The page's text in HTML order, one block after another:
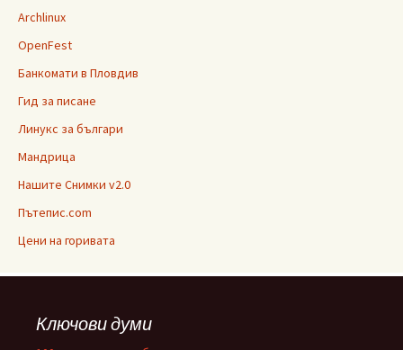
Archlinux
OpenFest
Банкомати в Пловдив
Гид за писане
Линукс за българи
Мандрица
Нашите Снимки v2.0
Пътепис.com
Цени на горивата
Ключови думи